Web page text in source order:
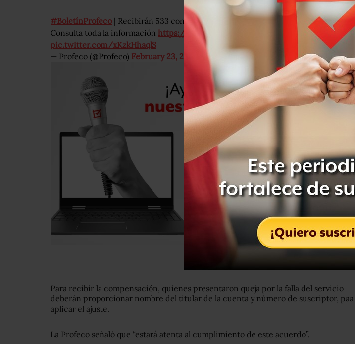
#BoletínProfeco | Recibirán 533 consumidores compensación por falla de#IZZI.
Consulta toda la información https://t.co/tyur6MwTAC
pic.twitter.com/xKzkHhaqlS
— Profeco (@Profeco) February 23, 2021
Para recibir la compensación, quienes presentaron queja por la falla del servicio
deberán proporcionar nombre del titular de la cuenta y número de suscriptor, paa
aplicar el ajuste.
La Profeco señaló que “estará atenta al cumplimiento de este acuerdo”.